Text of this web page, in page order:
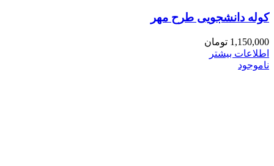
کوله دانشجویی طرح مهر
1,150,000 تومان
اطلاعات بیشتر
ناموجود